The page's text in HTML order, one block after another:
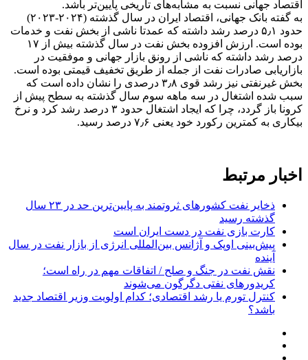
اقتصاد جهانی نسبت به مشابه‌های تاریخی پایین‌تر باشد.
به گفته بانک جهانی، اقتصاد ایران در سال گذشته (۲۰۲۴-۲۰۲۳)
حدود ۵٫۱ درصد رشد داشته که عمدتا ناشی از بخش نفت و خدمات
بوده است. ارزش افزوده بخش نفت در سال گذشته بیش از ۱۷
درصد رشد داشته که ناشی از رونق بازار جهانی و موفقیت در
بازاریابی صادرات نفت از جمله از طریق تخفیف قیمتی بوده است.
بخش غیرنفتی نیز رشد قوی ۳٫۸ درصدی را نشان داده است که
سبب شده اشتغال در سه ماهه سوم سال گذشته به سطح پیش از
کرونا باز گردد، چرا که ایجاد اشتغال حدود ۳ درصد رشد کرد و نرخ
بیکاری به کمترین رکورد خود یعنی ۷٫۶ درصد رسید.
اخبار مرتبط
ذخایر نفت کشورهای ثروتمند به پایین‌ترین حد در ۲۳ سال
گذشته رسید
کارت بازی نفت در دست ایران است
پیش‌بینی اوپک و آژانس بین‌المللی انرژی از بازار نفت در سال
آینده
نقش نفت در جنگ و صلح / اتفاقات مهم در راه است؛
کریدورهای نفتی دگرگون می‌شوند
کنترل تورم یا رشد اقتصادی؛ کدام اولویت وزیر اقتصاد جدید
باشد؟